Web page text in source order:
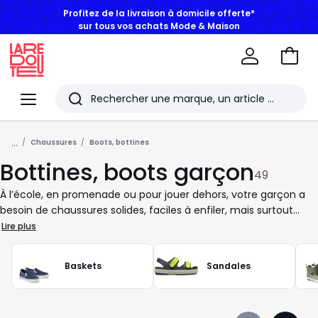
Menu
Redoute
Rechercher
Les
derniers
articles
consultés
Aller
... Chaussures Boots, bottines
Bottines, boots garçon49
À l’école, en promenade ou pour jouer dehors, votre garçon a
besoin de chaussures solides, faciles à enfiler, mais surtout
confortables. Les boots et bottines réunissent tous ces critères
en un seul produit, pensé pour suivre le rythme effréné des
journées d’un enfant. Conçues pour s’adapter à toutes les
situations, ces chaussures montantes offrent un bon maintien
du pied grâce à des lacets ou une fermeture pratique. Leur
Lire plus
Baskets Sandales